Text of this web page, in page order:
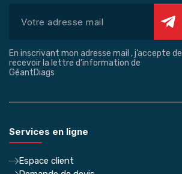
En inscrivant mon adresse mail , j’accepte de
recevoir la lettre d’information de
GéantDiags
Services en ligne
Espace client